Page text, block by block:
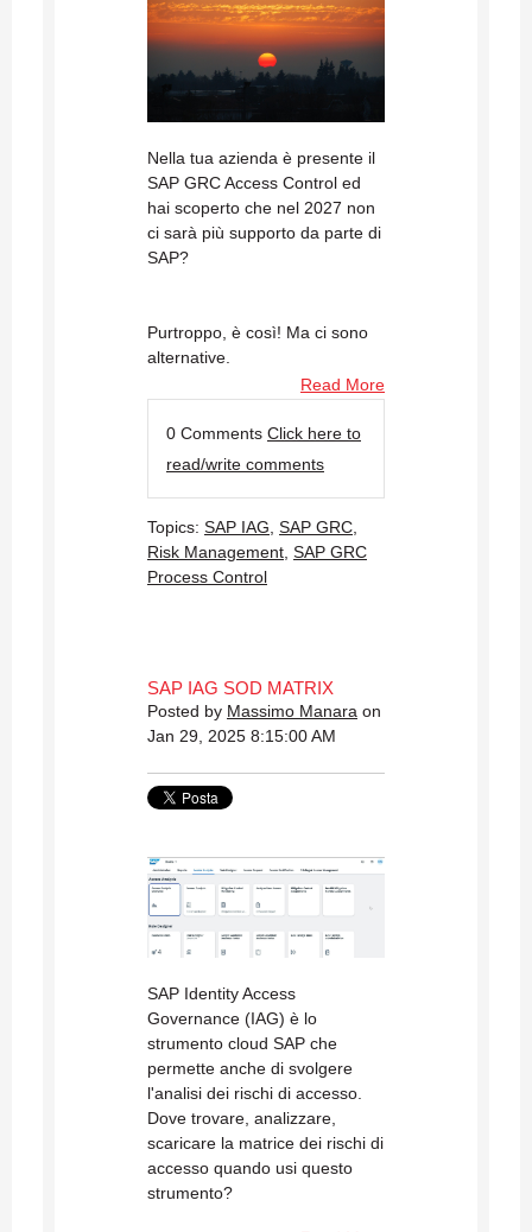
Nella tua azienda è presente il
SAP GRC Access Control ed
hai scoperto che nel 2027 non
ci sarà più supporto da parte di
SAP?
Purtroppo, è così! Ma ci sono
alternative.
Read More
0 Comments Click here to
read/write comments
Topics: SAP IAG SAP GRC
Risk Management SAP GRC
Process Control
SAP IAG SOD MATRIX
Posted by Massimo Manara on
Jan 29, 2025 8:15:00 AM
SAP Identity Access
Governance (IAG) è lo
strumento cloud SAP che
permette anche di svolgere
l'analisi dei rischi di accesso.
Dove trovare, analizzare,
scaricare la matrice dei rischi di
accesso quando usi questo
strumento?